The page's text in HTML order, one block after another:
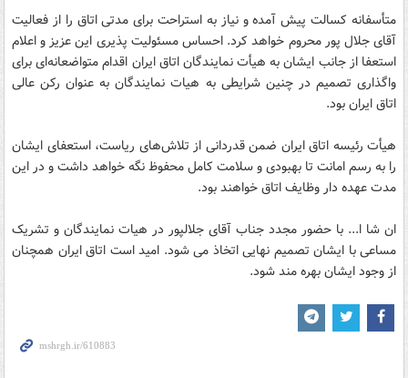
متأسفانه کسالت پیش آمده و نیاز به استراحت برای مدتی اتاق را از فعالیت
آقای جلال پور محروم خواهد کرد. احساس مسئولیت پذیری این عزیز و اعلام
استعفا از جانب ایشان به هیأت نمایندگان اتاق ایران اقدام متواضعانه‌ای برای
واگذاری تصمیم در چنین شرایطی به هیات نمایندگان به عنوان رکن عالی
اتاق ایران بود.
هیأت رئیسه اتاق ایران ضمن قدردانی از تلاش‌های ریاست، استعفای ایشان
را به رسم امانت تا بهبودی و سلامت کامل محفوظ نگه خواهد داشت و در این
مدت عهده دار وظایف اتاق خواهند بود.
ان شا ا... با حضور مجدد جناب آقای جلالپور در هیات نمایندگان و تشریک
مساعی با ایشان تصمیم نهایی اتخاذ می شود. امید است اتاق ایران همچنان
از وجود ایشان بهره مند شود.